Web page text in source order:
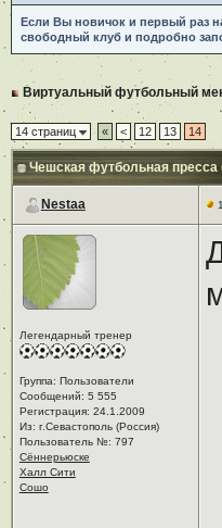
Если Вы новичок и первый раз
свободный клуб и подробно
Виртуальный футбольный
14 страниц « < 12 13 14
Чешская футбольная пресса
Nestaa
Легендарный тренер
Группа: Пользователи
Сообщений: 5 555
Регистрация: 24.1.2009
Из: г.Севастополь (Россия)
Пользователь №: 797
Сённерьюске
Халл Сити
Сошо